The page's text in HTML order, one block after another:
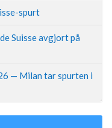
spurt
Suisse avgjort på
— Milan tar spurten i